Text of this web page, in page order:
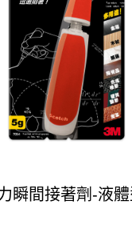
瞬間接著劑-液